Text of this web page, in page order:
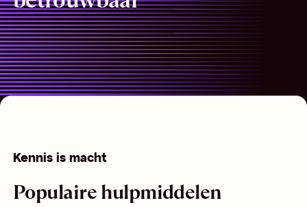
Kennis is macht
Populaire hulpmiddelen